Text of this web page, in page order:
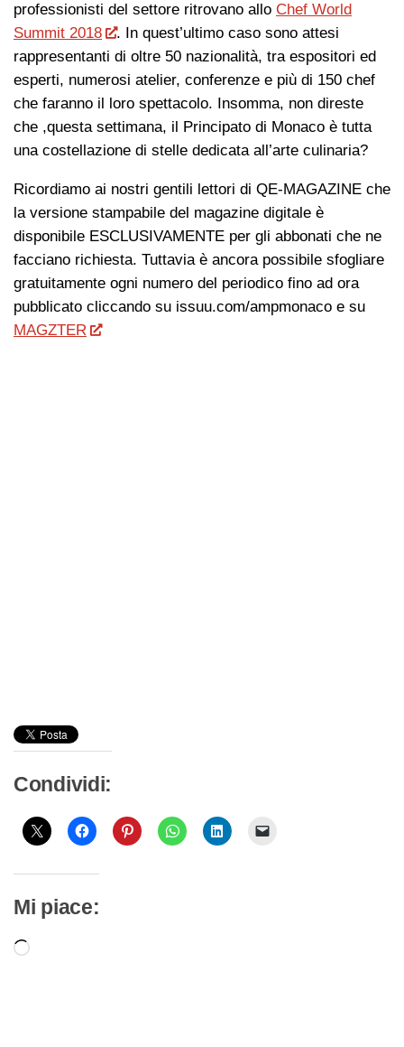
professionisti del settore ritrovano allo Chef World
Summit 2018
. In quest’ultimo caso sono attesi
rappresentanti di oltre 50 nazionalità, tra espositori ed
esperti, numerosi atelier, conferenze e più di 150 chef
che faranno il loro spettacolo. Insomma, non direste
che ,questa settimana, il Principato di Monaco è tutta
una costellazione di stelle dedicata all’arte culinaria?
Ricordiamo ai nostri gentili lettori di QE-MAGAZINE che
la versione stampabile del magazine digitale è
disponibile ESCLUSIVAMENTE per gli abbonati che ne
facciano richiesta. Tuttavia è ancora possibile sfogliare
gratuitamente ogni numero del periodico fino ad ora
pubblicato cliccando su issuu.com/ampmonaco e su
MAGZTER
Condividi:
Mi piace:
Caricamento